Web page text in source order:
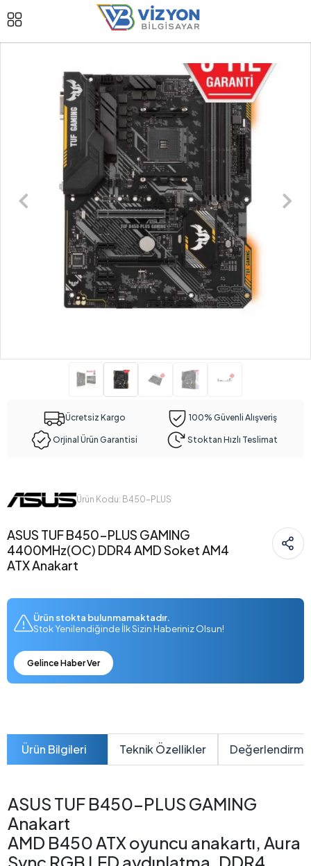
Ücretsiz Kargo 100% Güvenli Alışveriş
Orjinal Ürün Garantisi Stoktan Hızlı Teslimat
Ürün Kodu: B450-PLUS
ASUS TUF B450-PLUS GAMING
4400MHz(OC) DDR4 AMD Soket AM4
ATX Anakart
Ürün stokta bulunmamaktadır.
Stok Yenilendiğinde İlk Sizin Haberiniz Olsun!
Gelince Haber Ver
Ürün Bilgileri Teknik Özellikler
ASUS TUF B450-PLUS GAMING
Anakart
AMD B450 ATX oyuncu anakartı, Aura
Sync RGB LED aydınlatma, DDR4